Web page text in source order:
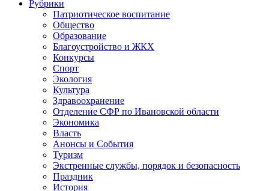
содержимому
Рубрики
Патриотическое воспитание
Общество
Образование
Благоустройство и ЖКХ
Конкурсы
Спорт
Экология
Культура
Здравоохранение
Отделение СФР по Ивановской области
Экономика
Власть
Анонсы и События
Туризм
Экстренные службы, порядок и безопасность
Праздник
История